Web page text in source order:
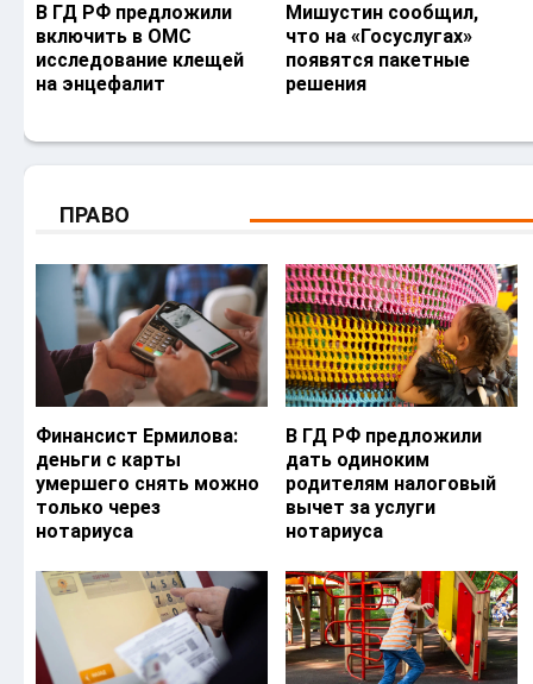
В ГД РФ предложили
включить в ОМС
исследование клещей
на энцефалит
Мишустин сообщил,
что на «Госуслугах»
появятся пакетные
решения
ПРАВО
Финансист Ермилова:
деньги с карты
умершего снять можно
только через
нотариуса
В ГД РФ предложили
дать одиноким
родителям налоговый
вычет за услуги
нотариуса